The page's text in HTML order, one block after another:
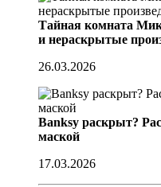
Тайная комната
и нераскрытые
26.03.2026
Banksy раскрыт?
маской
17.03.2026